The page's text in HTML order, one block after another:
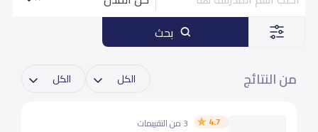
من النتائج
4.7 3 من التقييمات